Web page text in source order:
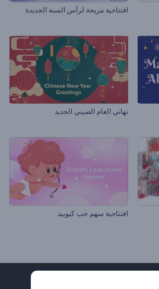
افتتاحية مريحة لرأس السنة الجديدة
تهاني العام الصيني الجديد
افتتاحية سهم حب كيوبيد